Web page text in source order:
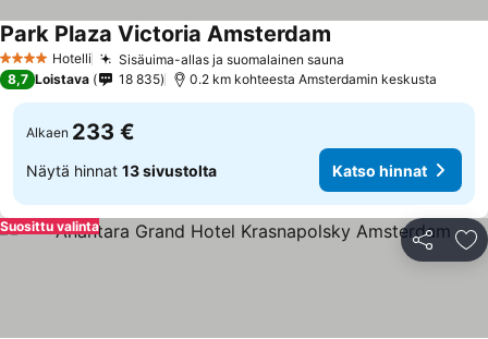
4 Tähtiluokitus
Hotelli Sisäuima-allas ja suomalainen sauna
Park Plaza Victoria Amsterdam
8,7 Loistava 18 835 0.2 km kohteesta Amsterdamin keskusta
Alkaen 233 €
Näytä hinnat 13 sivustolta Katso hinnat
Jaa
Suosittu valinta